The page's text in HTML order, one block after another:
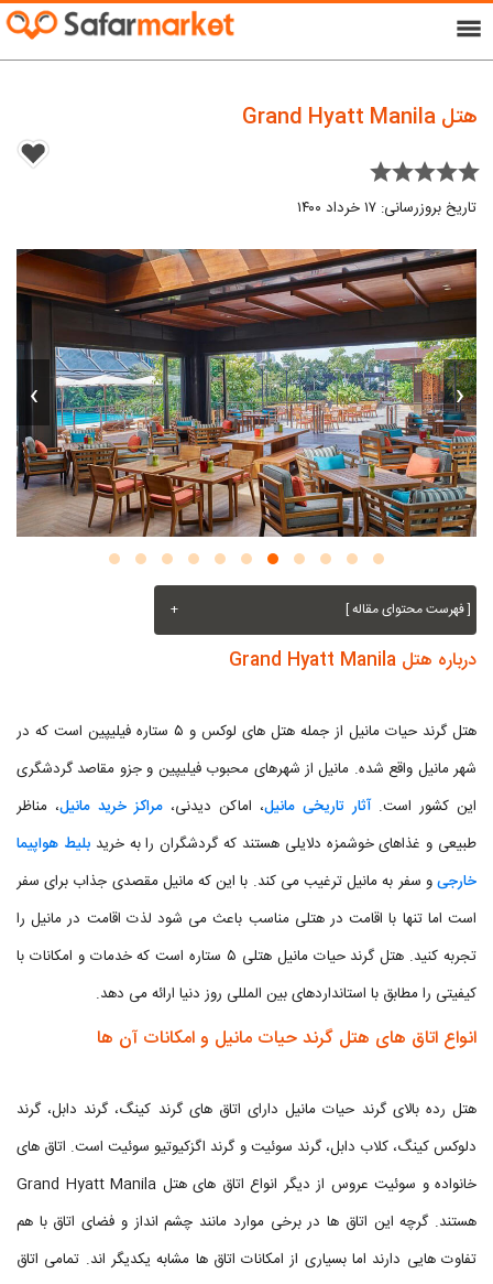
menu
هتل Grand Hyatt Manila
star star star star star
تاریخ بروزرسانی: ۱۷ خرداد ۱۴۰۰
‹
›
[ فهرست محتوای مقاله ] +
درباره هتل Grand Hyatt Manila
هتل گرند حیات مانیل از جمله هتل های لوکس و ۵ ستاره فیلیپین است که در
شهر مانیل واقع شده. مانیل از شهرهای محبوب فیلیپین و جزو مقاصد گردشگری
این کشور است.آثار تاریخی مانیل، اماکن دیدنی، مراکز خرید مانیل، مناظر
طبیعی و غذاهای خوشمزه دلایلی هستند که گردشگران را به خریدبلیط هواپیما
خارجیو سفر به مانیل ترغیب می کند. با این که مانیل مقصدی جذاب برای سفر
است اما تنها با اقامت در هتلی مناسب باعث می شود لذت اقامت در مانیل را
تجربه کنید. هتل گرند حیات مانیل هتلی ۵ ستاره است که خدمات و امکانات با
کیفیتی را مطابق با استانداردهای بین المللی روز دنیا ارائه می دهد.
انواع اتاق های هتل گرند حیات مانیل و امکانات آن ها
هتل رده بالای گرند حیات مانیل دارای اتاق های گرند کینگ، گرند دابل، گرند
دلوکس کینگ، کلاب دابل، گرند سوئیت و گرند اگزکیوتیو سوئیت است. اتاق های
خانواده و سوئیت عروس از دیگر انواع اتاق های هتل Grand Hyatt Manila
هستند. گرچه این اتاق ها در برخی موارد مانند چشم انداز و فضای اتاق با هم
تفاوت هایی دارند اما بسیاری از امکانات اتاق ها مشابه یکدیگر اند. تمامی اتاق